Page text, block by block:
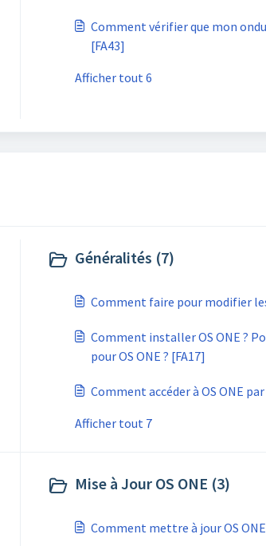
Comment vérifier que mon
[FA43]
Afficher tout 6
Généralités (7)
Comment faire pour modifier
Comment installer OS ONE ?
pour OS ONE ? [FA17]
Comment accéder à OS ONE
Afficher tout 7
Mise à Jour OS ONE (3)
Comment mettre à jour OS ONE